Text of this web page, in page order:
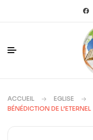
ACCUEIL EGLISE
BÉNÉDICTION DE L’ETERNEL